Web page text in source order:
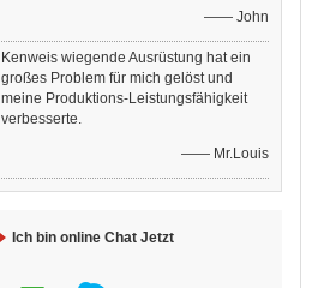
—— John
Kenweis wiegende Ausrüstung hat ein
großes Problem für mich gelöst und
meine Produktions-Leistungsfähigkeit
verbesserte.
—— Mr.Louis
Ich bin online Chat Jetzt